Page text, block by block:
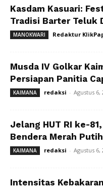
Kasdam Kasuari:
Tradisi Barter Teluk
MANOKWARI Redaktur
Musda IV Golkar
Persiapan Panitia
KAIMANA redaksi - Agustus 6,
Jelang HUT RI ke-
Bendera Merah
KAIMANA redaksi - Agustus 6,
Intensitas